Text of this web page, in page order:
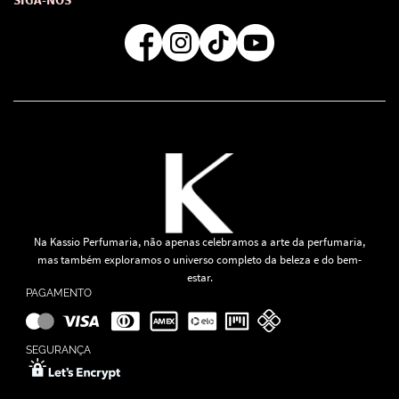
Regra de Frete Grátis
Na Kassio Perfumaria, não apenas celebramos a arte da perfumaria,
mas também exploramos o universo completo da beleza e do bem-
estar.
PAGAMENTO
SEGURANÇA